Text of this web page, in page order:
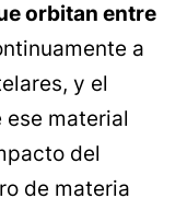
orbitan entre
a
y el
material
del
de materia